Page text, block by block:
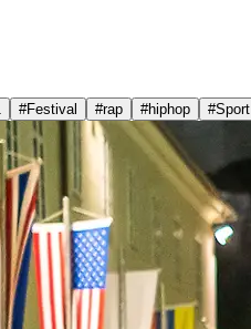
#Festival #rap #hiphop #Sport